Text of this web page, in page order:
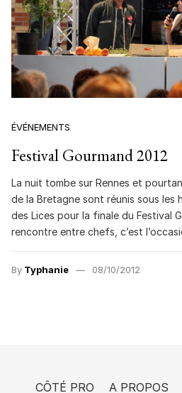
ÉVÉNEMENTS
Festival Gourmand 2012
La nuit tombe sur Rennes et
de la Bretagne sont réunis sous les
des Lices pour la finale du Festival
rencontre entre chefs, c’est
By Typhanie 08/10/2012
CÔTÉ PRO A PROPOS